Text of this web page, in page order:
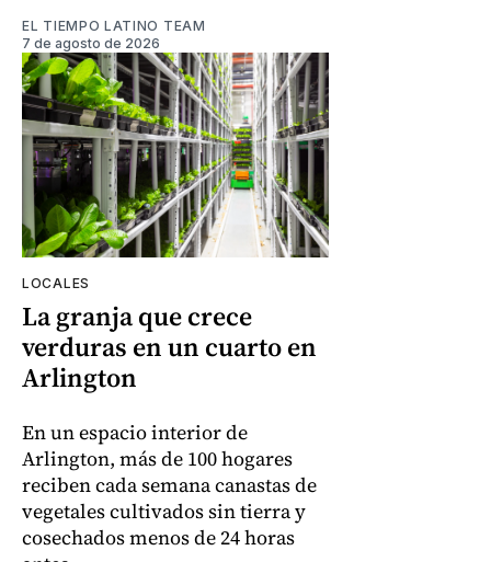
EL TIEMPO LATINO TEAM
7 de agosto de 2026
LOCALES
La granja que crece
verduras en un cuarto en
Arlington
En un espacio interior de
Arlington, más de 100 hogares
reciben cada semana canastas de
vegetales cultivados sin tierra y
cosechados menos de 24 horas